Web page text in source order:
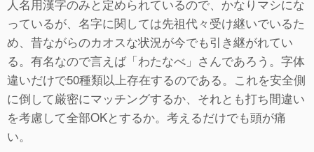
人名用漢字のみと定められているので、かなりマシにな
っているが、名字に関しては先祖代々受け継いでいるた
め、昔ながらのカオスな状況が今でも引き継がれてい
る。有名なので言えば「わたなべ」さんであろう。字体
違いだけで50種類以上存在するのである。これを安全側
に倒して厳密にマッチングするか、それとも打ち間違い
を考慮して全部OKとするか。考えるだけでも頭が痛
い。